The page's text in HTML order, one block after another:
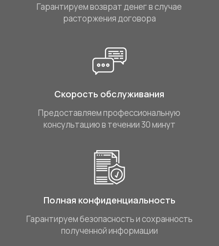
Гарантируем возврат денег в случае
расторжения договора
Скорость обслуживания
Предоставляем профессиональную
консультацию в течении 30 минут
Полная конфиденциальность
Гарантируем безопасность и сохранность
полученной информации